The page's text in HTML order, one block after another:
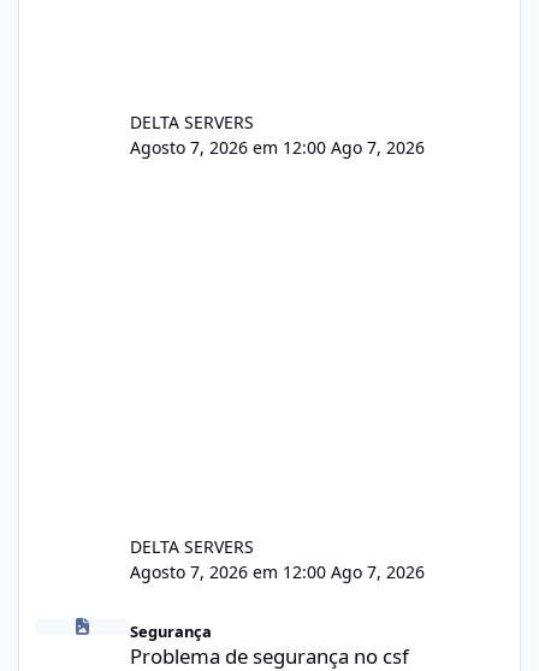
DELTA SERVERS
Agosto 7, 2026 em 12:00 Ago 7, 2026
DELTA SERVERS
Agosto 7, 2026 em 12:00 Ago 7, 2026
Segurança
Problema de segurança no csf